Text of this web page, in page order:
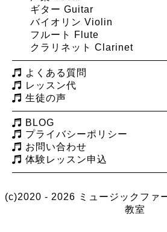
ギター Guitar
バイオリン Violin
フルート Flute
クラリネット Clarinet
よくある質問
レッスン代
生徒の声
BLOG
プライバシーポリシー
お問い合わせ
体験レッスン申込
(c)2020 - 2026 ミュージックファ
教室